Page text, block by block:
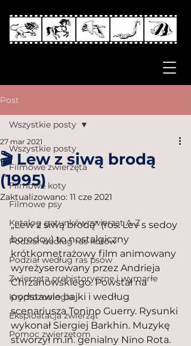
Post
Wszystkie posty
Filmowe zwierzęta
Filmowe koty
Filmowe psy
Katalog gatunków zwierząt A-Z
Podział według ras kotów
Podział według ras psów
Zwierzęta prehistoryczne i wymarłe
Kryptozoologia
Eksploatacja zwierząt
Pomoc zwierzętom
Wszystkie posty
🎬 Lew z siwą brodą
(1995)
27 mar 2021
Zaktualizowano: 11 cze 2021
„Lew z siwą brodą” (ros. Lev s sedoy
borodoy) to nostalgiczny
krótkometrażowy film animowany
wyreżyserowany przez Andrieja
Chrżanowskiego. Powstał na
podstawie bajki i według
scenariusza Tonino Guerry. Rysunki
wykonał Siergiej Barkhin. Muzykę
stworzył m.in. genialny Nino Rota.